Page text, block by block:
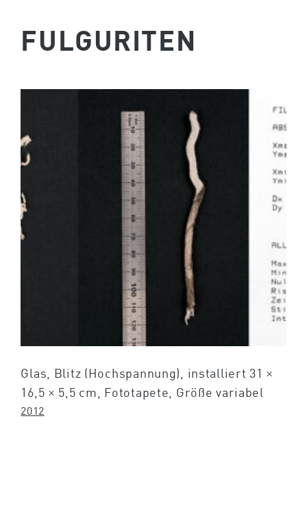
FULGURITEN
Glas, Blitz (Hochspannung), installiert 31 ×
16,5 × 5,5 cm, Fototapete, Größe variabel
2012